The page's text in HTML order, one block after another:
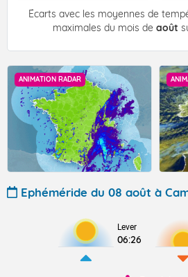
Écarts avec les moyennes de
maximales du mois de août
ANIMATION RADAR
Ephéméride du 08 août à
Lever
06:26